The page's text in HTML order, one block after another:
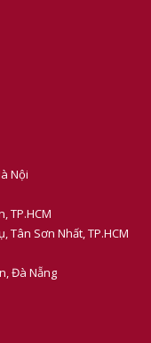
Nội
TP.HCM
Tân Sơn Nhất, TP.HCM
Đà Nẵng